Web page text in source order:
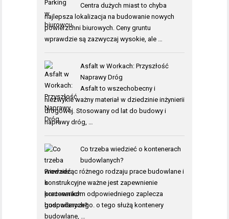
Centra dużych miast to chyba
najlepsza lokalizacja na budowanie nowych
powierzchni biurowych. Ceny gruntu
wprawdzie są zazwyczaj wysokie, ale …
Asfalt w Workach: Przyszłość
Naprawy Dróg
Asfalt to wszechobecny i
niezwykle ważny materiał w dziedzinie inżynierii
drogowej. Stosowany od lat do budowy i
naprawy dróg, …
Co trzeba wiedzieć o kontenerach
budowlanych?
Prowadząc różnego rodzaju prace budowlane i
konstrukcyjne ważne jest zapewnienie
pracownikom odpowiedniego zaplecza
gospodarczego. o tego służą kontenery
budowlane, …